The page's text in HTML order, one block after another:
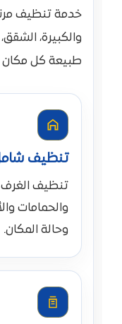
خدمة تنظيف
والكبيرة،
طبيعة كل
تنظيف
تنظيف الغرف
والحمامات
وحالة المكان.